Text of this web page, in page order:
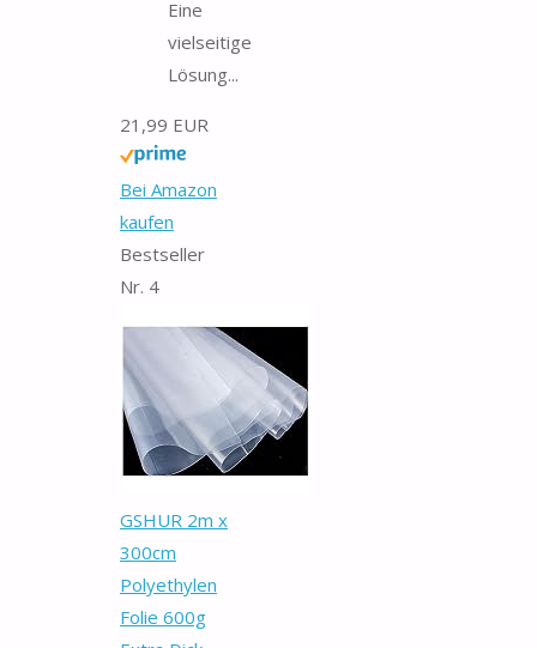
Eine
vielseitige
Lösung...
21,99 EUR
Bei Amazon
kaufen
Bestseller
Nr. 4
GSHUR 2m x
300cm
Polyethylen
Folie 600g